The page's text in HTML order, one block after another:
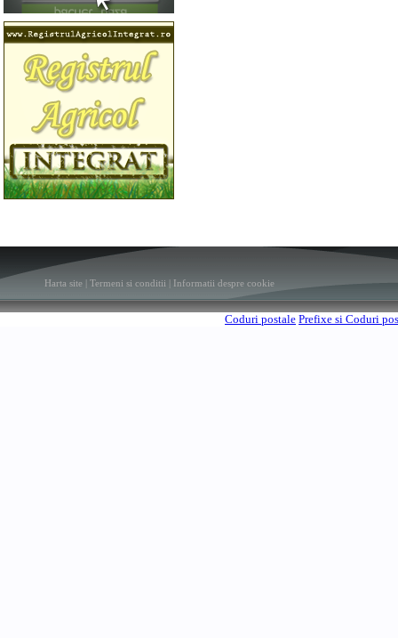
Harta site | Termeni si conditii | Informatii despre cookie
Coduri postale Prefixe si Coduri